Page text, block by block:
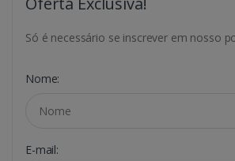
Só é necessário se inscrever em nosso
Nome:
E-mail: